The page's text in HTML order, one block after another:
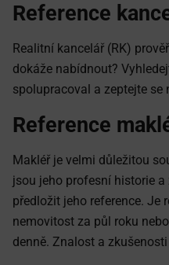
Reference
Realitní kancelář (RK)
dokáže nabídnout?
spolupracoval a zeptejte se
Reference
Makléř je velmi důležitou
jsou jeho profesní historie
předložit jeho reference. Je
nemovitost za půl roku
denně. Znalost a